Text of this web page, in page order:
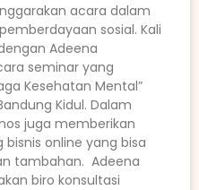
acara dalam
sosial. Kali
Adeena
seminar yang
Kesehatan Mental”
Kidul. Dalam
juga memberikan
online yang bisa
tambahan. Adeena
biro konsultasi